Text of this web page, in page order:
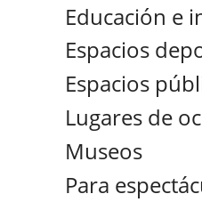
Educación e
Espacios
Espacios
Lugares de
Museos
Para